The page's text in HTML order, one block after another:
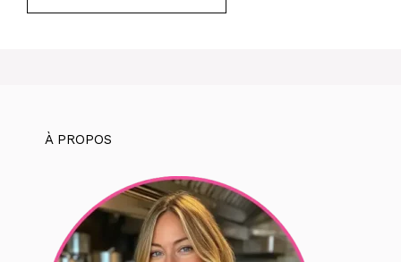
À PROPOS